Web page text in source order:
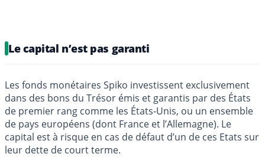
Le capital n’est pas garanti
Les fonds monétaires Spiko investissent exclusivement
dans des bons du Trésor émis et garantis par des États
de premier rang comme les États-Unis, ou un ensemble
de pays européens (dont France et l’Allemagne). Le
capital est à risque en cas de défaut d’un de ces Etats sur
leur dette de court terme.